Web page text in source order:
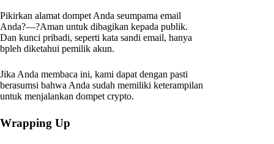
Pikirkan alamat dompet Anda seumpama email
Anda?—?Aman untuk dibagikan kepada publik.
Dan kunci pribadi, seperti kata sandi email, hanya
bpleh diketahui pemilik akun.
Jika Anda membaca ini, kami dapat dengan pasti
berasumsi bahwa Anda sudah memiliki keterampilan
untuk menjalankan dompet crypto.
Wrapping Up